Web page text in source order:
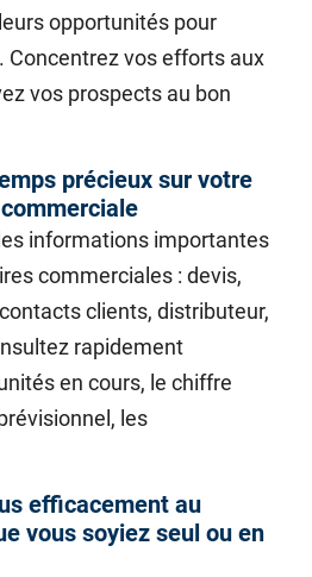
opportunités pour
Concentrez vos efforts aux
vos prospects au bon
précieux sur votre
informations importantes
commerciales : devis,
clients, distributeur,
rapidement
en cours, le chiffre
les
efficacement au
vous soyiez seul ou en